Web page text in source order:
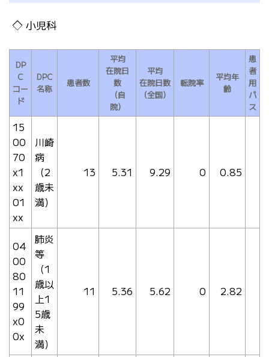
小児科
DP
C
コー
ド
DPC
名称
患者数
平均
在院日
数
（自
院）
平均
在院日数
（全国）
転院率
平均年
齢
患
者
用
パ
ス
15
00
70
x1
xx
01
xx
川崎
病
（2
歳未
満）
13 5.31 9.29 0 0.85
04
00
80
11
99
x0
0x
肺炎
等
（1
歳以
上1
5歳
未
満）
11 5.36 5.62 0 2.82